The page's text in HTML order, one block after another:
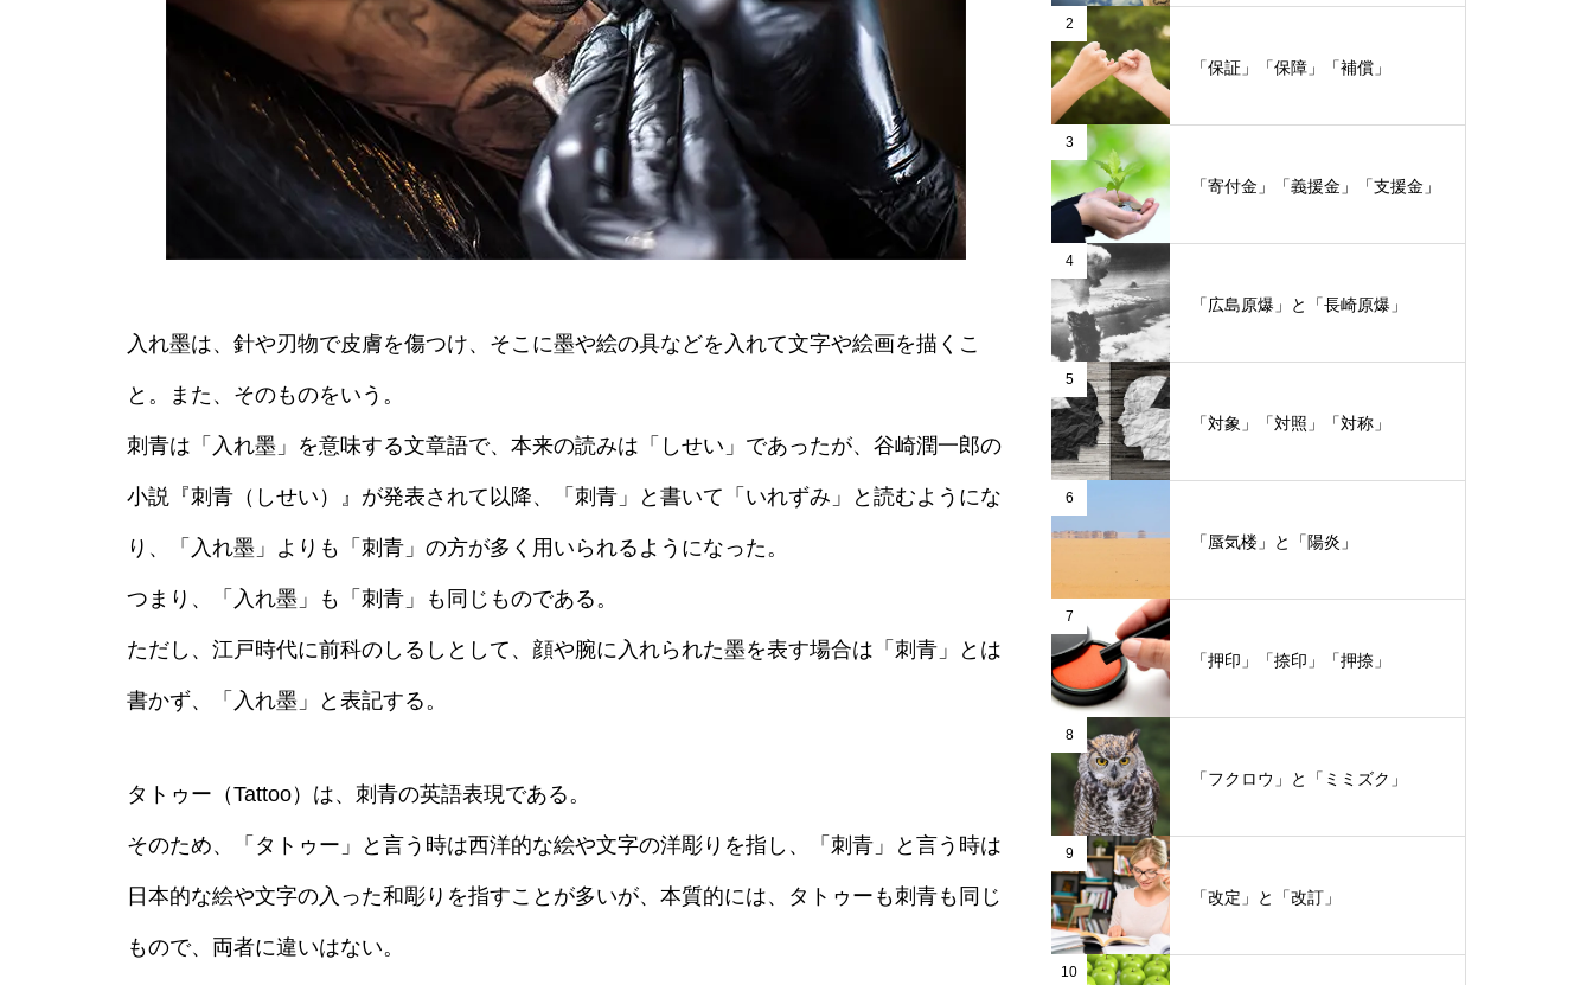
入れ墨は、針や刃物で皮膚を傷つけ、そこに墨や絵の具などを入れて文字や絵画を描くこ
と。また、そのものをいう。
刺青は「入れ墨」を意味する文章語で、本来の読みは「しせい」であったが、谷崎潤一郎の
小説『刺青（しせい）』が発表されて以降、「刺青」と書いて「いれずみ」と読むようにな
り、「入れ墨」よりも「刺青」の方が多く用いられるようになった。
つまり、「入れ墨」も「刺青」も同じものである。
ただし、江戸時代に前科のしるしとして、顔や腕に入れられた墨を表す場合は「刺青」とは
書かず、「入れ墨」と表記する。
タトゥー（Tattoo）は、刺青の英語表現である。
そのため、「タトゥー」と言う時は西洋的な絵や文字の洋彫りを指し、「刺青」と言う時は
日本的な絵や文字の入った和彫りを指すことが多いが、本質的には、タトゥーも刺青も同じ
もので、両者に違いはない。
2
「保証」「保障」「補償」
3
「寄付金」「義援金」「支援金」
4
「広島原爆」と「長崎原爆」
5
「対象」「対照」「対称」
6
「蜃気楼」と「陽炎」
7
「押印」「捺印」「押捺」
8
「フクロウ」と「ミミズク」
9
「改定」と「改訂」
10